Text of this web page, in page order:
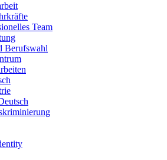
Team
Berufswahl